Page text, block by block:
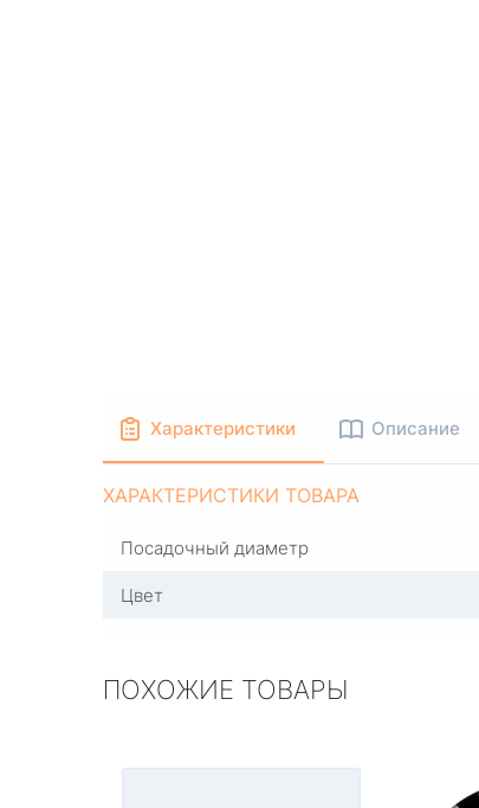
Характеристики Описание
ХАРАКТЕРИСТИКИ ТОВАРА
Посадочный диаметр
Цвет
ПОХОЖИЕ ТОВАРЫ